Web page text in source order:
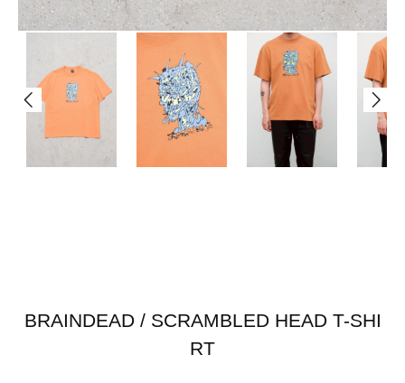
BRAINDEAD / SCRAMBLED HEAD T-SHI
RT